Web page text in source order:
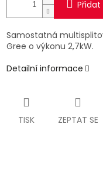
Přidat
Samostatná
Gree o výkonu 2,7kW.
Detailní informace
TISK ZEPTAT SE